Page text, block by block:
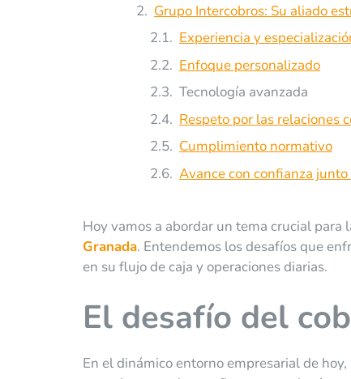
Grupo Intercobros: Su aliado
Experiencia y
Enfoque personalizado
Tecnología avanzada
Respeto por las relaciones
Cumplimiento normativo
Avance con confianza
Hoy vamos a abordar un tema crucial para
Granada. Entendemos los desafíos que
en su flujo de caja y operaciones diarias.
El desafío del
En el dinámico entorno empresarial de